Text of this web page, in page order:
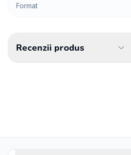
Format
Recenzii produs